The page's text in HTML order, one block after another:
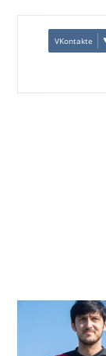
VKontakte